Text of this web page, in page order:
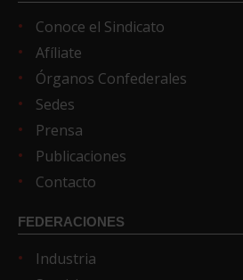
Conoce el Sindicato
Afíliate
Órganos Confederales
Sedes
Prensa
Publicaciones
Contacto
FEDERACIONES
Industria